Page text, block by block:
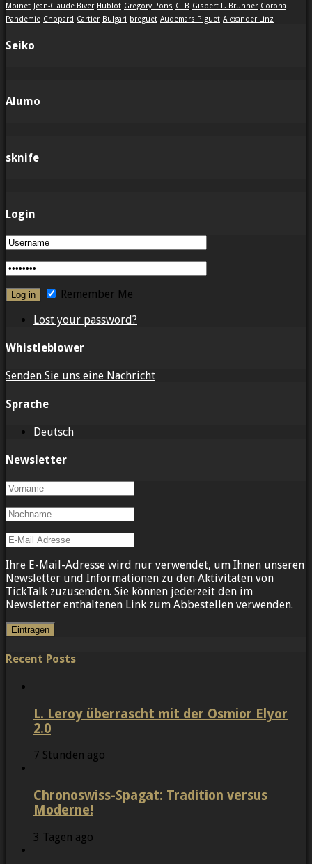
Moinet Jean-Claude Biver Hublot Gregory Pons GLB Gisbert L. Brunner Corona
Pandemie Chopard Cartier Bulgari breguet Audemars Piguet Alexander Linz
Seiko
Alumo
sknife
Login
Remember Me
Lost your password?
Whistleblower
Senden Sie uns eine Nachricht
Sprache
Deutsch
Newsletter
Ihre E-Mail-Adresse wird nur verwendet, um Ihnen unseren
Newsletter und Informationen zu den Aktivitäten von
TickTalk zuzusenden. Sie können jederzeit den im
Newsletter enthaltenen Link zum Abbestellen verwenden.
Recent Posts
L. Leroy überrascht mit der Osmior Elyor
2.0
7 Stunden ago
Chronoswiss-Spagat: Tradition versus
Moderne!
3 Tagen ago